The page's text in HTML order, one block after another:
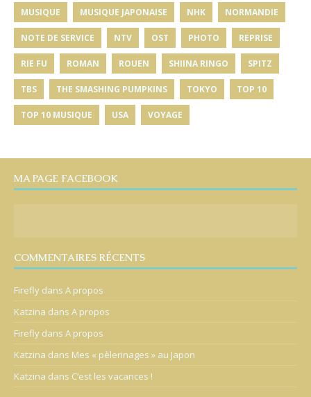
MUSIQUE MUSIQUE JAPONAISE NHK NORMANDIE
NOTE DE SERVICE NTV OST PHOTO REPRISE
RIE FU ROMAN ROUEN SHIINA RINGO SPITZ
TBS THE SMASHING PUMPKINS TOKYO TOP 10
TOP 10 MUSIQUE USA VOYAGE
MA PAGE FACEBOOK
COMMENTAIRES RÉCENTS
Firefly dans A propos
Katzina dans A propos
Firefly dans A propos
Katzina dans Mes « pèlerinages » au Japon
Katzina dans C’est les vacances !